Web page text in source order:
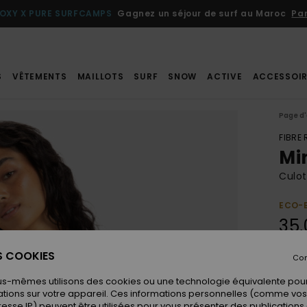
X PURE SURFCAMPS Gagnez un séjour de surf au Maroc
VÊTEMENTS MAILLOTS SURF SNOW ACTIVE
Page
FIBRE
ECO-
COOKIES
mêmes utilisons des cookies ou une technologie équivalente
sur votre appareil. Ces informations personnelles (comme